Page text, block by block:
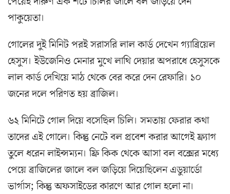
পাকুয়েতা।
গোলের দুই মিনিট পরই সরাসরি লাল কার্ড দেখেন গ্যাব্রিয়েল
হেসুস। ইউজেনিও মেনার মুখে লাথি দেয়ার অপরাধে হেসুসকে
লাল কার্ড দেখিয়ে মাঠ থেকে বের করে দেন রেফারি। ১০
জনের দলে পরিণত হয় ব্রাজিল।
৬২ মিনিটে গোল দিয়ে বসেছিল চিলি। সমতায় ফেরার কথা
তাদের এই গোলে। কিন্তু নেটে বল প্রবেশ করার আগেই ফ্র‌্যাগ
তুলে ধরেন লাইন্সম্যন। ফ্রি কিক থেকে আসা বল বক্সের মধ্যে
পেয়ে ব্রাজিলের জালে বল জড়িয়ে দিয়েছিলেন এডুয়ার্ডো
ভার্গাস; কিন্তু অফসাইডের কারণে আর গোল হলো না।